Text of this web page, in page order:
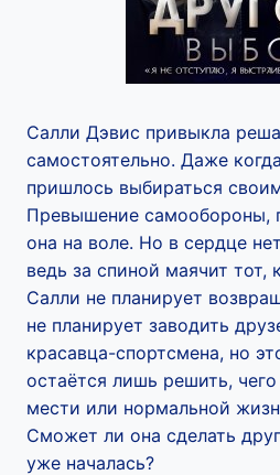
Салли Дэвис привыкла
самостоятельно. Даже
пришлось выбираться
Превышение самообороны,
она на воле. Но в сердце
ведь за спиной маячит тот,
Салли не планирует
не планирует заводить
красавца-спортсмена, но
остаётся лишь решить,
мести или нормальной
Сможет ли она сделать
уже началась?